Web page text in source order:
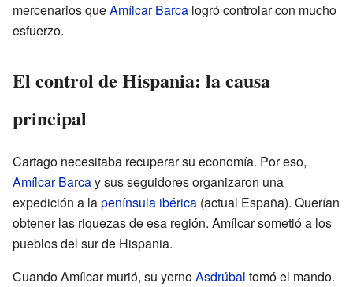
mercenarios queAmílcar Barca logró controlar con mucho
esfuerzo.
El control de Hispania: la causa
principal
Cartago necesitaba recuperar su economía. Por eso,
Amílcar Barcay sus seguidores organizaron una
expedición a lapenínsula ibérica (actual España). Querían
obtener las riquezas de esa región. Amílcar sometió a los
pueblos del sur de Hispania.
Cuando Amílcar murió, su yernoAsdrúbal tomó el mando.